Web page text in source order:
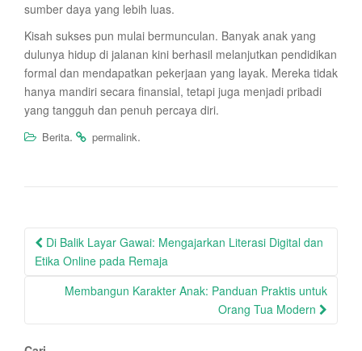
sumber daya yang lebih luas.
Kisah sukses pun mulai bermunculan. Banyak anak yang
dulunya hidup di jalanan kini berhasil melanjutkan pendidikan
formal dan mendapatkan pekerjaan yang layak. Mereka tidak
hanya mandiri secara finansial, tetapi juga menjadi pribadi
yang tangguh dan penuh percaya diri.
Berita. permalink.
Post
navigation
Di Balik Layar Gawai: Mengajarkan Literasi Digital dan
Etika Online pada Remaja
Membangun Karakter Anak: Panduan Praktis untuk
Orang Tua Modern